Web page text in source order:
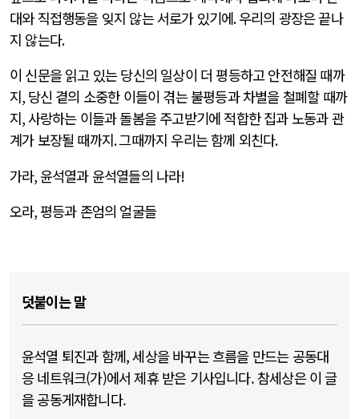
대와 직접행동을 잊지 않는 서로가 있기에.우리의 광장은 끝나
지 않는다.
이 신문을 읽고 있는 당신의 일상이 더 평등하고 안전해질 때까
지, 당신 곁의 소중한 이들이 겪는 불평등과 차별을 철폐할 때까
지,사랑하는 이들과 돌봄을 주고받기에 적합한 집과 노동과 관
계가 보장될 때까지.그때까지 우리는 함께 외친다.
가라,윤석열과 윤석열들의 나라!
오라, 평등과 존엄의 얼굴들
덧붙이는 말
윤석열 퇴진과 함께, 세상을 바꾸는 흐름을 만드는 공동대
응 네트워크(가)에서 제휴 받은 기사입니다. 참세상은 이 글
을 공동게재합니다.